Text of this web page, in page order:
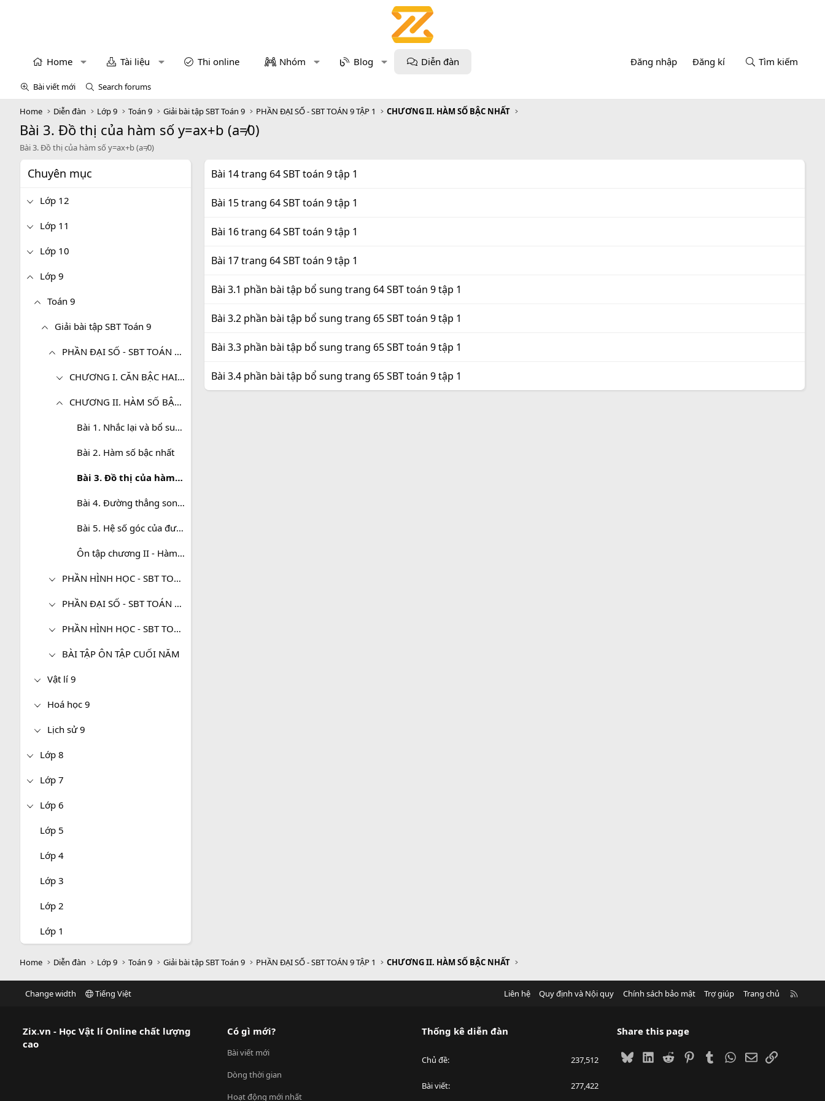
Home Tài liệu Thi online Nhóm Blog Diễn đàn Đăng nhập Đăng kí Tìm kiếm
Bài viết mới Search forums
Home Diễn đàn Lớp 9 Toán 9 Giải bài tập SBT Toán 9 PHẦN ĐẠI SỐ - SBT TOÁN 9 TẬP 1 CHƯƠNG II. HÀM SỐ BẬC NHẤT
Bài 3. Đồ thị của hàm số y=ax+b (a≠0)
Bài 3. Đồ thị của hàm số y=ax+b (a≠0)
Chuyên mục
Lớp 12
Lớp 11
Lớp 10
Lớp 9
Toán 9
Giải bài tập SBT Toán 9
PHẦN ĐẠI SỐ - SBT TOÁN 9 TẬP 1
CHƯƠNG I. CĂN BẬC HAI. CĂN BẬC BA
CHƯƠNG II. HÀM SỐ BẬC NHẤT
Bài 1. Nhắc lại và bổ sung các khái niệm về hàm số
Bài 2. Hàm số bậc nhất
Bài 3. Đồ thị của hàm số y=ax+b (a≠0)
Bài 4. Đường thẳng song song và đường thẳng cắt nhau
Bài 5. Hệ số góc của đường thẳng y = ax + b
Ôn tập chương II - Hàm số bậc nhất
PHẦN HÌNH HỌC - SBT TOÁN 9 TẬP 1
PHẦN ĐẠI SỐ - SBT TOÁN 9 TẬP 2
PHẦN HÌNH HỌC - SBT TOÁN 9 TẬP 2
BÀI TẬP ÔN TẬP CUỐI NĂM
Vật lí 9
Hoá học 9
Lịch sử 9
Lớp 8
Lớp 7
Lớp 6
Lớp 5
Lớp 4
Lớp 3
Lớp 2
Lớp 1
Bài 14 trang 64 SBT toán 9 tập 1
Bài 15 trang 64 SBT toán 9 tập 1
Bài 16 trang 64 SBT toán 9 tập 1
Bài 17 trang 64 SBT toán 9 tập 1
Bài 3.1 phần bài tập bổ sung trang 64 SBT toán 9 tập 1
Bài 3.2 phần bài tập bổ sung trang 65 SBT toán 9 tập 1
Bài 3.3 phần bài tập bổ sung trang 65 SBT toán 9 tập 1
Bài 3.4 phần bài tập bổ sung trang 65 SBT toán 9 tập 1
Home Diễn đàn Lớp 9 Toán 9 Giải bài tập SBT Toán 9 PHẦN ĐẠI SỐ - SBT TOÁN 9 TẬP 1 CHƯƠNG II. HÀM SỐ BẬC NHẤT
Change width Tiếng Việt Liên hệ Quy định và Nội quy Chính sách bảo mật Trợ giúp Trang chủ
Zix.vn - Học Vật lí Online chất lượng
cao
Có gì mới?
Bài viết mới
Dòng thời gian
Hoạt động mới nhất
Thống kê diễn đàn
Chủ đề 237,512
Bài viết 277,422
Share this page
BlueskyLinkedIn
Reddit PinterestTumblrWhatsApp
EmailLink